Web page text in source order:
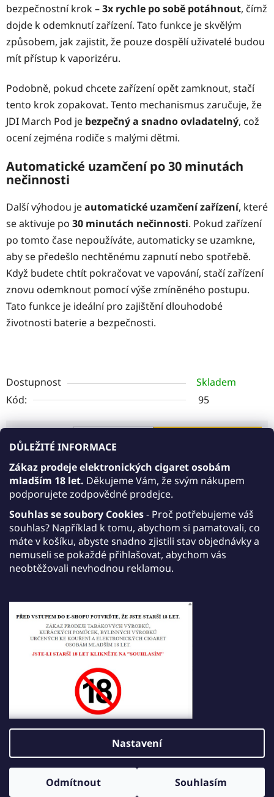
DŮLEŽITÉ INFORMACE
Zákaz prodeje elektronických cigaret osobám
mladším 18 let. Děkujeme Vám, že svým nákupem
podporujete zodpovědné prodejce.
Souhlas se soubory Cookies- Proč potřebujeme váš
souhlas? Například k tomu, abychom si pamatovali, co
máte v košíku, abyste snadno zjistili stav objednávky a
nemuseli se pokaždé přihlašovat, abychom vás
neobtěžovali nevhodnou reklamou.
Nastavení
Odmítnout Souhlasím
bezpečnostní krok –3x rychle po sobě potáhnout, čímž
dojde k odemknutí zařízení. Tato funkce je skvělým
způsobem, jak zajistit, že pouze dospělí uživatelé budou
mít přístup k vaporizéru.
Podobně, pokud chcete zařízení opět zamknout, stačí
tento krok zopakovat. Tento mechanismus zaručuje, že
JDI March Pod je bezpečný a snadno ovladatelný, což
ocení zejména rodiče s malými dětmi.
Automatické uzamčení po 30 minutách
nečinnosti
Další výhodou jeautomatické uzamčení zařízení, které
se aktivuje po 30 minutách nečinnosti. Pokud zařízení
po tomto čase nepoužíváte, automaticky se uzamkne,
aby se předešlo nechtěnému zapnutí nebo spotřebě.
Když budete chtít pokračovat ve vapování, stačí zařízení
znovu odemknout pomocí výše zmíněného postupu.
Tato funkce je ideální pro zajištění dlouhodobé
životnosti baterie a bezpečnosti.
Dostupnost
Skladem
Kód:
95
125 Kč
Měrná cena:
Akce 20+1 zdarma
AKCE 20+1: Kupte 20 libovolných March Podů,
přidejte do košíku March Starter Kit a získáte jej
zdarma.
Akce plati Do 30. září 2026
Popis
Hodnocení
Vytvořil Shoptet
Copyright 2026JDI VAPE
. Všechna práva vyhrazena.